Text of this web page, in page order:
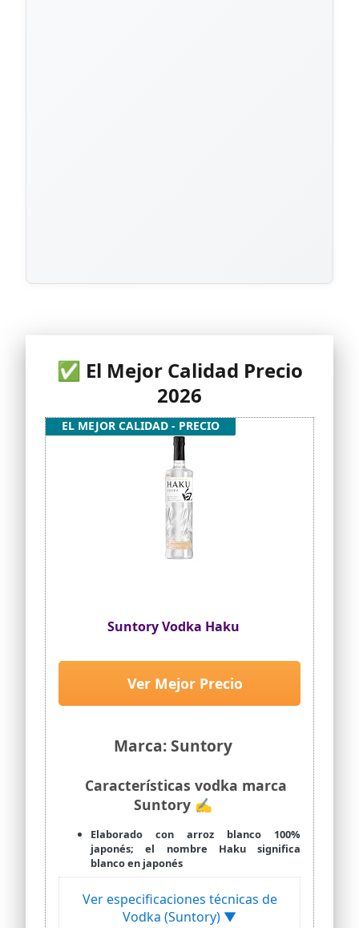
✅ El Mejor Calidad Precio
2026
Suntory Vodka Haku
Marca: Suntory
Ver Mejor Precio
EL MEJOR CALIDAD - PRECIO
Características vodka marca
Suntory ✍
Elaborado con arroz blanco 100%
japonés; el nombre Haku significa
blanco en japonés
Ver especificaciones técnicas de
Vodka (Suntory) ▼